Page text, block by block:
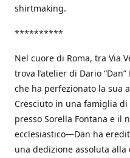
shirtmaking.
**********
Nel cuore di Roma, tra Via
trova l’atelier di Dario
che ha perfezionato la sua
Cresciuto in una famiglia
presso Sorella Fontana e il
ecclesiastico—Dan ha
una dedizione assoluta alla